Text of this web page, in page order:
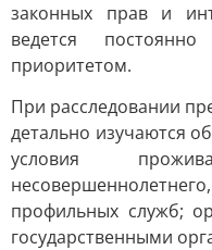
законных прав и
ведется
приоритетом.
При расследовании
детально изучаются
условия
профильных служб;
государственными